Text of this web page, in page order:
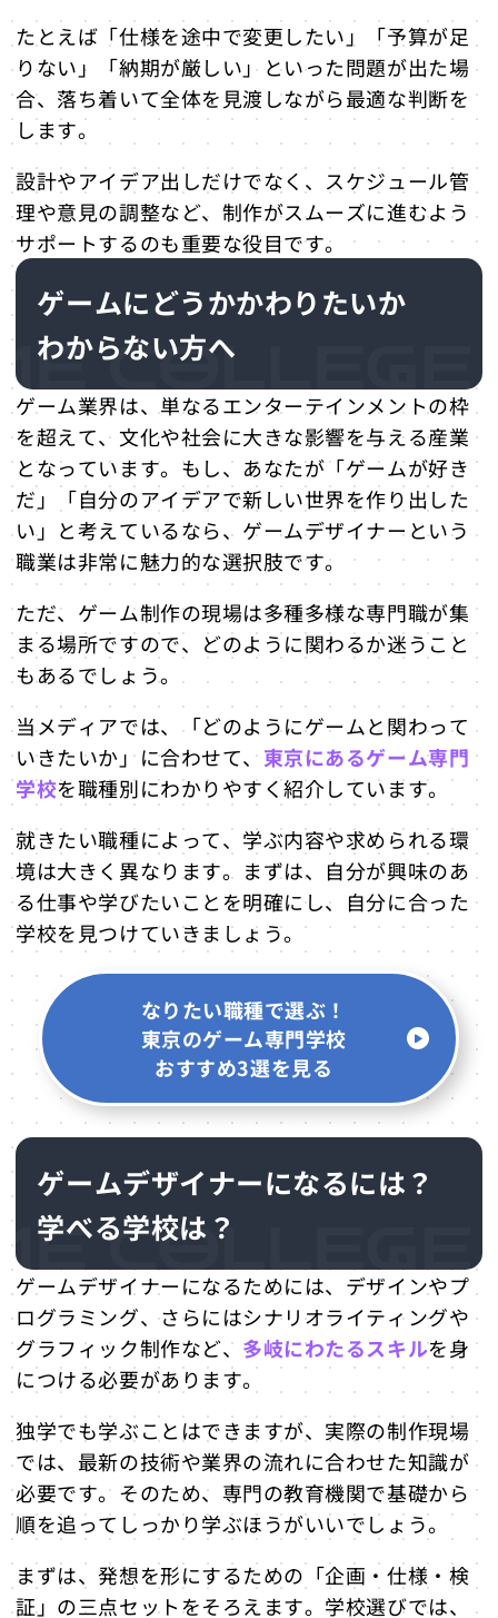
たとえば「仕様を途中で変更したい」「予算が足
りない」「納期が厳しい」といった問題が出た場
合、落ち着いて全体を見渡しながら最適な判断を
します。
設計やアイデア出しだけでなく、スケジュール管
理や意見の調整など、制作がスムーズに進むよう
サポートするのも重要な役目です。
ゲームにどうかかわりたいか
わからない方へ
ゲーム業界は、単なるエンターテインメントの枠
を超えて、文化や社会に大きな影響を与える産業
となっています。もし、あなたが「ゲームが好き
だ」「自分のアイデアで新しい世界を作り出した
い」と考えているなら、ゲームデザイナーという
職業は非常に魅力的な選択肢です。
ただ、ゲーム制作の現場は多種多様な専門職が集
まる場所ですので、どのように関わるか迷うこと
もあるでしょう。
当メディアでは、「どのようにゲームと関わって
いきたいか」に合わせて、 東京にあるゲーム専門
学校を職種別にわかりやすく紹介しています。
就きたい職種によって、学ぶ内容や求められる環
境は大きく異なります。まずは、自分が興味のあ
る仕事や学びたいことを明確にし、自分に合った
学校を見つけていきましょう。
なりたい職種で選ぶ！
東京のゲーム専門学校
おすすめ3選を見る
ゲームデザイナーになるには？
学べる学校は？
ゲームデザイナーになるためには、デザインやプ
ログラミング、さらにはシナリオライティングや
グラフィック制作など、 多岐にわたるスキルを身
につける必要があります。
独学でも学ぶことはできますが、実際の制作現場
では、最新の技術や業界の流れに合わせた知識が
必要です。そのため、専門の教育機関で基礎から
順を追ってしっかり学ぶほうがいいでしょう。
まずは、発想を形にするための「企画・仕様・検
証」の三点セットをそろえます。学校選びでは、